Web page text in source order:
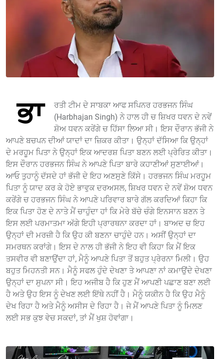
ਭਾ
ਰਤੀ ਟੀਮ ਦੇ ਸਾਬਕਾ ਆਫ ਸਪਿਨਰ ਹਰਭਜਨ ਸਿੰਘ
(Harbhajan Singh) ਨੇ ਹਾਲ ਹੀ ਚ ਸ਼ਿਖਰ ਧਵਨ ਦੇ ਨਵੇਂ
ਸ਼ੋਅ ਧਵਨ ਕਰੇਂਗੇ ਚ ਹਿੱਸਾ ਲਿਆ ਸੀ। ਇਸ ਦੌਰਾਨ ਭੱਜੀ ਨੇ
ਆਪਣੇ ਬਚਪਨ ਦੀਆਂ ਯਾਦਾਂ ਦਾ ਜ਼ਿਕਰ ਕੀਤਾ। ਉਨ੍ਹਾਂ ਦੱਸਿਆ ਕਿ ਉਨ੍ਹਾਂ
ਦੇ ਮਰਹੂਮ ਪਿਤਾ ਨੇ ਉਨ੍ਹਾਂ ਇਕ ਆਦਰਸ਼ ਪਿਤਾ ਬਣਨ ਲਈ ਪ੍ਰੇਰਿਤ ਕੀਤਾ।
ਇਸ ਦੌਰਾਨ ਹਰਭਜਨ ਸਿੰਘ ਨੇ ਆਪਣੇ ਪਿਤਾ ਬਾਰੇ ਕਹਾਣੀਆਂ ਸੁਣਾਈਆਂ।
ਆਓ ਤੁਹਾਨੂੰ ਦੱਸਦੇ ਹਾਂ ਭੱਜੀ ਦੇ ਇਹ ਅਣਸੁਣੇ ਕਿੱਸੇ। ਹਰਭਜਨ ਸਿੰਘ ਮਰਹੂਮ
ਪਿਤਾ ਨੂੰ ਯਾਦ ਕਰ ਕੇ ਹੋਏ ਭਾਵੁਕ ਦਰਅਸਲ, ਸ਼ਿਖਰ ਧਵਨ ਦੇ ਨਵੇਂ ਸ਼ੋਅ ਧਵਨ
ਕਰੇਂਗੇ ਚ ਹਰਭਜਨ ਸਿੰਘ ਨੇ ਆਪਣੇ ਪਰਿਵਾਰ ਬਾਰੇ ਗੱਲ ਕਰਦਿਆਂ ਕਿਹਾ ਕਿ
ਇਕ ਪਿਤਾ ਹੋਣ ਦੇ ਨਾਤੇ ਮੈਂ ਚਾਹੁੰਦਾ ਹਾਂ ਕਿ ਮੇਰੇ ਬੱਚੇ ਚੰਗੇ ਇਨਸਾਨ ਬਣਨ ਤੇ
ਇਸ ਲਈ ਪਰਮਾਤਮਾ ਅੱਗੇ ਇਹੀ ਪ੍ਰਾਰਥਨਾ ਕਰਦਾ ਹਾਂ। ਬਾਅਦ ਚ ਇਹ
ਉਨ੍ਹਾਂ ਦੀ ਮਰਜ਼ੀ ਹੈ ਕਿ ਉਹ ਕੀ ਬਣਨਾ ਚਾਹੁੰਦੇ ਹਨ। ਅਸੀਂ ਉਨ੍ਹਾਂ ਦਾ
ਸਮਰਥਨ ਕਰਾਂਗੇ। ਇਸ ਦੇ ਨਾਲ ਹੀ ਭੱਜੀ ਨੇ ਇਹ ਵੀ ਕਿਹਾ ਕਿ ਮੈਂ ਇਕ
ਤਸਵੀਰ ਵੀ ਬਣਾਉਂਦਾ ਹਾਂ, ਮੈਨੂੰ ਆਪਣੇ ਪਿਤਾ ਤੋਂ ਬਹੁਤ ਪ੍ਰੇਰਨਾ ਮਿਲੀ। ਉਹ
ਬਹੁਤ ਮਿਹਨਤੀ ਸਨ। ਮੈਨੂੰ ਸਫਲ ਹੁੰਦੇ ਦੇਖਣਾ ਤੇ ਆਪਣਾ ਨਾਂ ਕਮਾਉਂਦੇ ਦੇਖਣਾ
ਉਨ੍ਹਾਂ ਦਾ ਸੁਪਨਾ ਸੀ। ਇਹ ਅਜੀਬ ਹੈ ਕਿ ਹੁਣ ਮੈਂ ਆਪਣੀ ਪਛਾਣ ਬਣਾ ਲਈ
ਹੈ ਅਤੇ ਉਹ ਇਸ ਨੂੰ ਦੇਖਣ ਲਈ ਇੱਥੇ ਨਹੀਂ ਹੈ। ਮੈਨੂੰ ਯਕੀਨ ਹੈ ਕਿ ਉਹ ਮੈਨੂੰ
ਦੇਖ ਰਿਹਾ ਹੈ ਅਤੇ ਮੈਨੂੰ ਅਸੀਸ ਦੇ ਰਿਹਾ ਹੈ। ਜੇ ਮੈਂ ਆਪਣੇ ਪਿਤਾ ਨੂੰ ਮਿਲਣ
ਲਈ ਸਭ ਕੁਝ ਵੇਚ ਸਕਦਾਂ, ਤਾਂ ਮੈਂ ਖੁਸ਼ ਹੋਵਾਂਗਾ।